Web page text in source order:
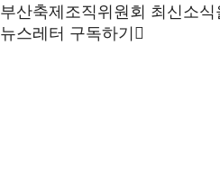
부산축제조직위원회 최신소
뉴스레터 구독하기